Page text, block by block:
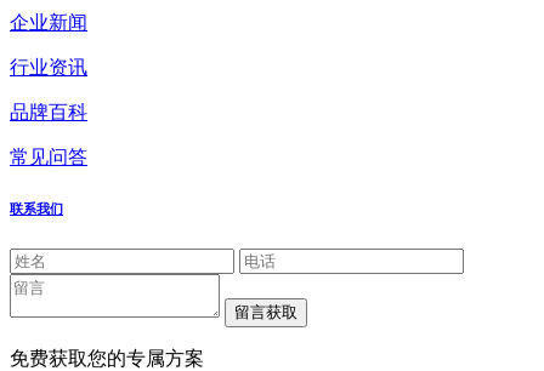
企业新闻
行业资讯
品牌百科
常见问答
联系我们
免费获取您的专属方案